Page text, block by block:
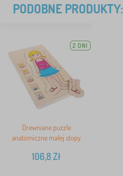
PODOBNE PRODUKTY:
2 DNI
Drewniane puzzle
anatomiczne małej stopy
106,8Zł